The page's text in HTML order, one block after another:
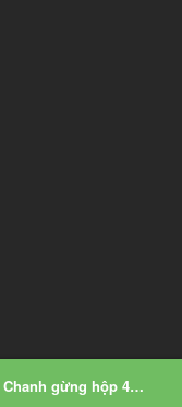
Trà Ahmad Chanh gừng hộp 40g/ 20 túi lọc